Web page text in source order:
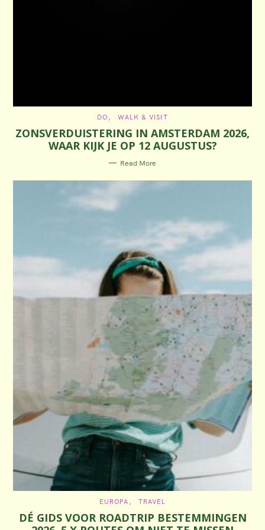
C
T
E
G
R
I
S
DO WALK & VISIT
ZONSVERDUISTERING IN AMSTERDAM 2026,
WAAR KIJK JE OP 12 AUGUSTUS?
Read More
T
E
EUROPA TRAVEL
DÉ GIDS VOOR ROADTRIP BESTEMMINGEN